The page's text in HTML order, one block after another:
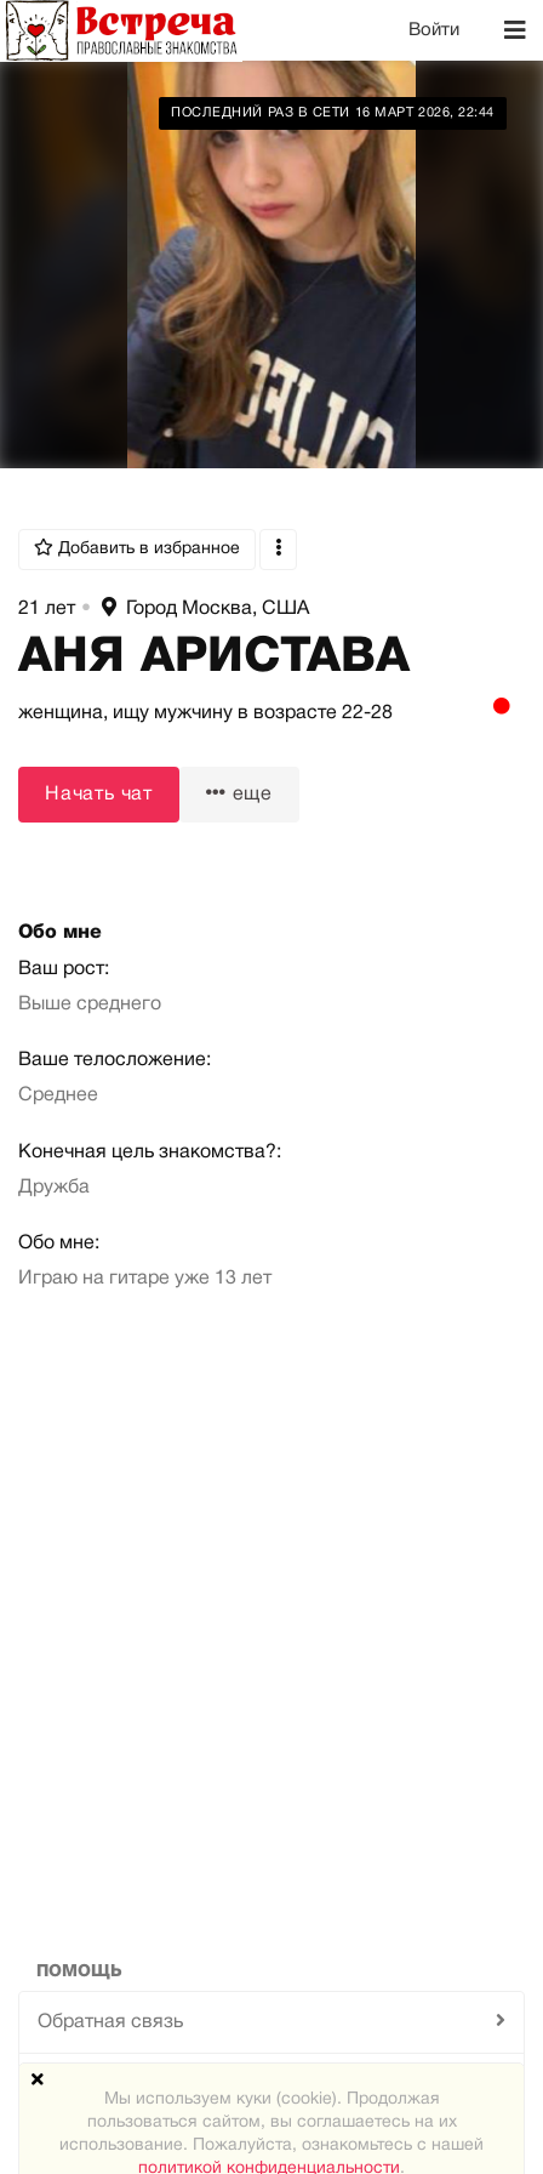
Войти
ПОСЛЕДНИЙ РАЗ В СЕТИ 16 МАРТ 2026, 22:44
Добавить в избранное
21 лет • Город Москва, США
АНЯ АРИСТАВА
женщина, ищу мужчину в возрасте 22-28
Начать чат еще
Обо мне
Ваш рост:
Выше среднего
Ваше телосложение:
Среднее
Конечная цель знакомства?:
Дружба
Обо мне:
Играю на гитаре уже 13 лет
ПОМОЩЬ
Обратная связь
Техподдержка
Карта сайта
Мы используем куки (cookie). Продолжая
пользоваться сайтом, вы соглашаетесь на их
использование. Пожалуйста, ознакомьтесь с нашей
политикой конфиденциальности.